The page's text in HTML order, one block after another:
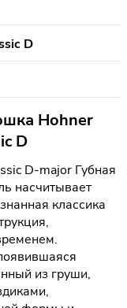
D
Hohner
D
D-major Губная
насчитывает
классика
из груши,